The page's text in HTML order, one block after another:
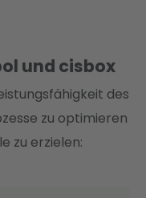
und cisbox
des
zu optimieren
zu erzielen: